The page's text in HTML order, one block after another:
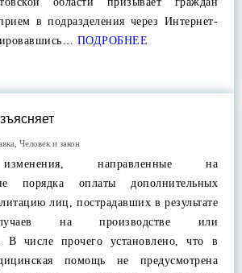
в подразделения через Интернет-
ПОДРОБНЕЕ
Человек и закон
направленные на
порядка оплаты дополнительных
лиц, пострадавших в результате
на производстве или
В числе прочего установлено, что в
помощь не предусмотрена